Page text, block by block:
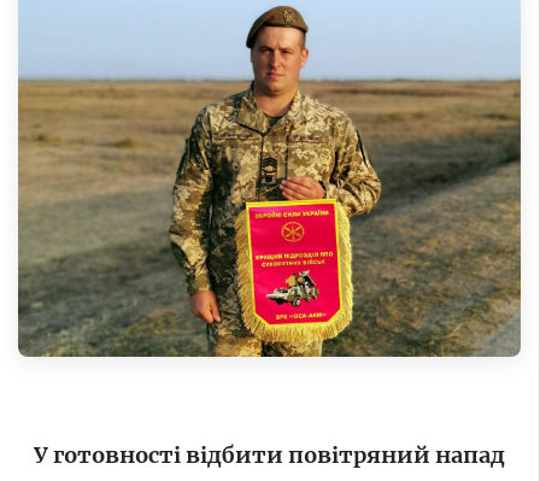
У готовності відбити повітряний напад